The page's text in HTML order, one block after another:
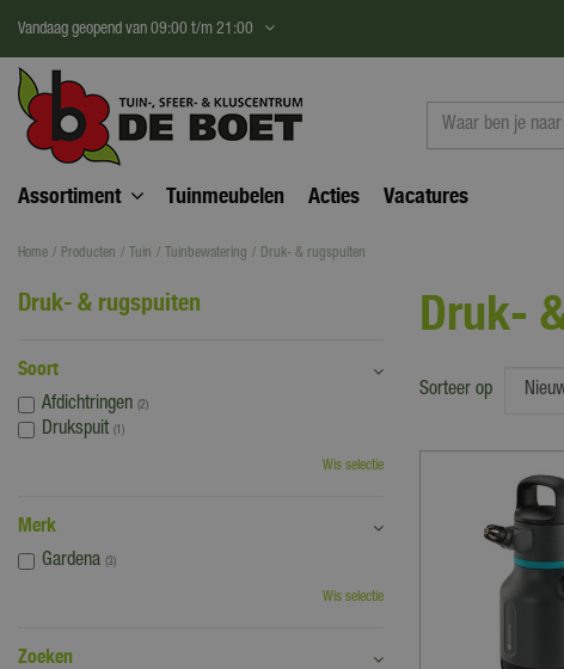
content
Home Producten Tuin Tuinbewatering Druk- & rugspuiten
Vandaag geopend van 09:00 t/m 21:00
Assortiment Tuinmeubelen Acties Vacatures
Druk-
Sorteer op
Druk- & rugspuiten
Soort
Afdichtringen (2)
Drukspuit (1)
Wis selectie
Merk
Gardena (3)
Wis selectie
Zoeken